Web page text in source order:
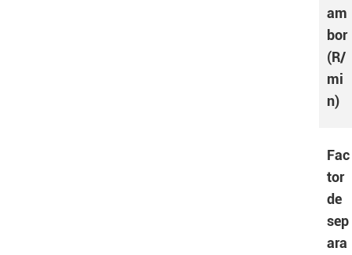
am
bor
(R/
mi
n)
Fac
tor
de
sep
ara